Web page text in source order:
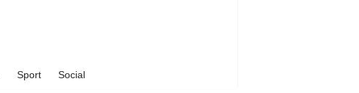
Sport Social